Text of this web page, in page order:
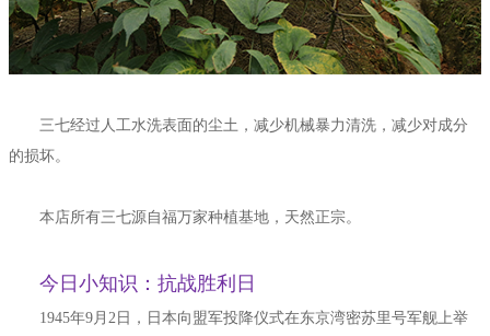
三七经过人工水洗表面的尘土，减少机械暴力清洗，减少对成分
的损坏。
本店所有三七源自福万家种植基地，天然正宗。
今日小知识：抗战胜利日
1945年9月2日，日本向盟军投降仪式在东京湾密苏里号军舰上举